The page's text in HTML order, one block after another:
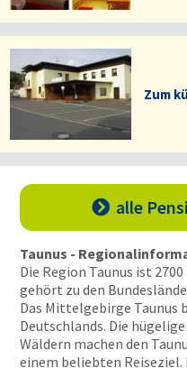
Zum
 alle
Taunus -
Die Region Taunus ist
gehört zu den
Das Mittelgebirge Taunus
Deutschlands. Die
Wäldern machen den
einem beliebten